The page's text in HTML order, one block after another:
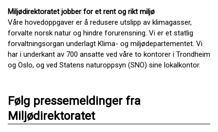
Miljødirektoratet jobber for et rent og rikt miljø
Våre hovedoppgaver er å redusere utslipp av klimagasser,
forvalte norsk natur og hindre forurensning. Vi er et statlig
forvaltningsorgan underlagt Klima- og miljødepartementet. Vi
har i underkant av 700 ansatte ved våre to kontorer i Trondheim
og Oslo, og ved Statens naturoppsyn (SNO) sine lokalkontor.
Følg pressemeldinger fra
Miljødirektoratet